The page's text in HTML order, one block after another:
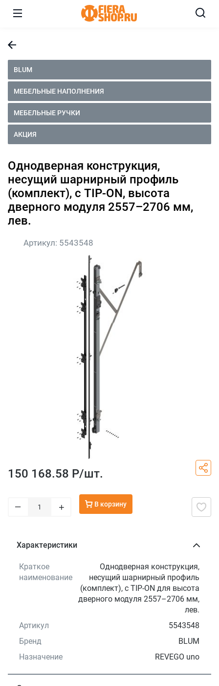
BLUM
МЕБЕЛЬНЫЕ НАПОЛНЕНИЯ
МЕБЕЛЬНЫЕ РУЧКИ
АКЦИЯ
Однодверная конструкция,
несущий шарнирный профиль
(комплект), с TIP-ON, высота
дверного модуля 2557–2706 мм,
лев.
Артикул: 5543548
150 168.58 Р/шт.
– + В корзину
Характеристики
Краткое
наименование
Однодверная конструкция,
несущий шарнирный профиль
(комплект), с TIP-ON для высота
дверного модуля 2557–2706 мм,
лев.
Артикул
5543548
Бренд
BLUM
Назначение
REVEGO uno